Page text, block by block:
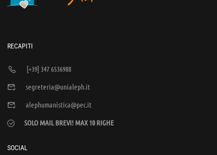
RECAPITI
[+39] 347 6536988
segreteria@unialeph.it
alephumanistica@pec.it
SOLO MAIL BREVI! MAX 10 RIGHE
SOCIAL